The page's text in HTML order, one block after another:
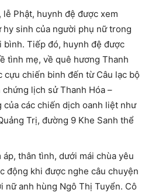
Phật, huynh đệ được xem
sinh của người phụ nữ trong
Tiếp đó, huynh đệ được
tình mẹ, về quê hương Thanh
cựu chiến binh đến từ Câu lạc bộ
lịch sử Thanh Hóa –
của các chiến dịch oanh liệt như
Trị, đường 9 Khe Sanh thể
thân tình, dưới mái chùa yêu
động khi được nghe câu chuyện
nữ anh hùng Ngô Thị Tuyển. Cô